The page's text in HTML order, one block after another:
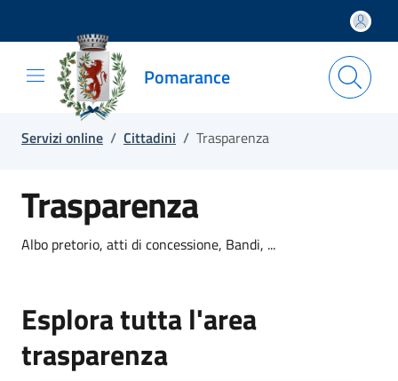
Salta e vai al contenuto
Salta e vai al footer
Pomarance
Servizi online / Cittadini / Trasparenza
Trasparenza
Albo pretorio, atti di concessione, Bandi, ...
Esplora tutta l'area
trasparenza